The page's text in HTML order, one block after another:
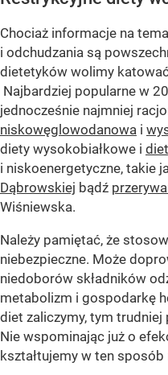
Chociaż informacje na
i odchudzania są
dietetyków wolimy
Najbardziej popularne w
jednocześnie najmniej
niskowęglowodanowa i
diety wysokobiałkowe i
i niskoenergetyczne, takie
Dąbrowskiej bądź
Wiśniewska.
Należy pamiętać, że
niebezpieczne. Może
niedoborów składników
metabolizm i gospodarkę
diet zaliczymy, tym
Nie wspominając już o
kształtujemy w ten